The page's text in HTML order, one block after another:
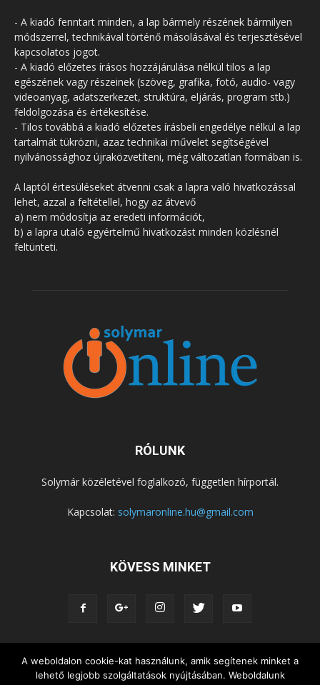
- A kiadó fenntart minden, a lap bármely részének bármilyen
módszerrel, technikával történő másolásával és terjesztésével
kapcsolatos jogot.
- A kiadó előzetes írásos hozzájárulása nélkül tilos a lap
egészének vagy részeinek (szöveg, grafika, fotó, audio- vagy
videoanyag, adatszerkezet, struktúra, eljárás, program stb.)
feldolgozása és értékesítése.
- Tilos továbbá a kiadó előzetes írásbeli engedélye nélkül a lap
tartalmát tükrözni, azaz technikai művelet segítségével
nyilvánossághoz újraközvetíteni, még változatlan formában is.
A laptól értesüléseket átvenni csak a lapra való hivatkozással
lehet, azzal a feltétellel, hogy az átvevő
a) nem módosítja az eredeti információt,
b) a lapra utaló egyértelmű hivatkozást minden közlésnél
feltünteti.
RÓLUNK
Solymár közéletével foglalkozó, független hírportál.
Kapcsolat: solymaronline.hu@gmail.com
KÖVESS MINKET
KÖZÉLET KÖZÖSSÉGEK
SZABADIDŐ
NEMZETISÉG, HELYTÖRTÉNET
RIPORTOK
A weboldalon cookie-kat használunk, amik segítenek minket a
lehető legjobb szolgáltatások nyújtásában. Weboldalunk